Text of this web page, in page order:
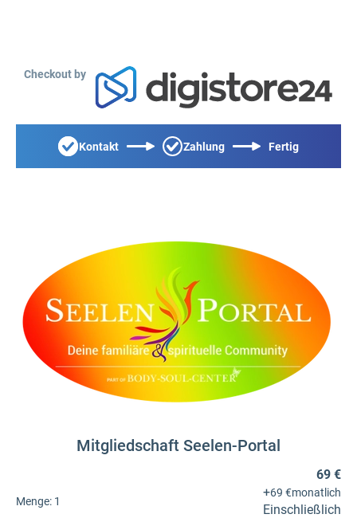
Checkout by
Kontakt Zahlung Fertig
Mitgliedschaft Seelen-Portal
Menge: 1
69 €
+69 €monatlich
Einschließlich